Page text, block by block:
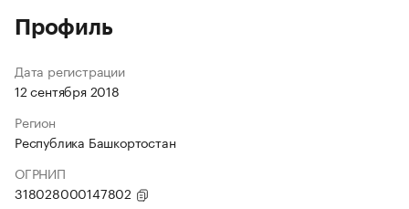
Профиль
Дата регистрации
12 сентября 2018
Регион
Республика Башкортостан
ОГРНИП
318028000147802